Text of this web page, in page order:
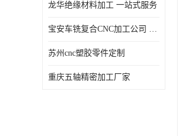
龙华绝缘材料加工 一站式服务
宝安车铣复合CNC加工公司 技术成熟
苏州cnc塑胶零件定制
重庆五轴精密加工厂家